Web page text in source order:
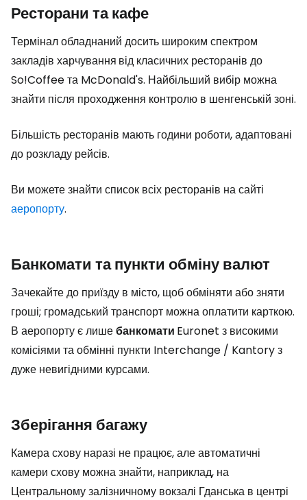
Ресторани та кафе
Термінал обладнаний досить широким спектром
закладів харчування від класичних ресторанів до
So!Coffee та McDonald's. Найбільший вибір можна
знайти після проходження контролю в шенгенській зоні.
Більшість ресторанів мають години роботи, адаптовані
до розкладу рейсів.
Ви можете знайти список всіх ресторанів на сайті
аеропорту.
Банкомати та пункти обміну валют
Зачекайте до приїзду в місто, щоб обміняти або зняти
гроші; громадський транспорт можна оплатити карткою.
В аеропорту є лишебанкомати Euronet з високими
комісіями та обмінні пункти Interchange / Kantory з
дуже невигідними курсами.
Зберігання багажу
Камера схову наразі не працює, але автоматичні
камери схову можна знайти, наприклад, на
Центральному залізничному вокзалі Гданська в центрі